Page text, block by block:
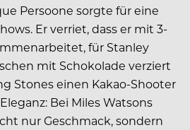
Persoone sorgte für eine
Er verriet, dass er mit 3-
für Stanley
mit Schokolade verziert
Stones einen Kakao-Shooter
Bei Miles Watsons
nur Geschmack, sondern